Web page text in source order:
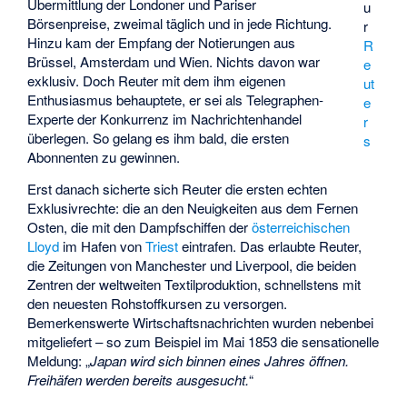
u
r
R
e
ut
e
r
s
Übermittlung der Londoner und Pariser
Börsenpreise, zweimal täglich und in jede Richtung.
Hinzu kam der Empfang der Notierungen aus
Brüssel, Amsterdam und Wien. Nichts davon war
exklusiv. Doch Reuter mit dem ihm eigenen
Enthusiasmus behauptete, er sei als Telegraphen-
Experte der Konkurrenz im Nachrichtenhandel
überlegen. So gelang es ihm bald, die ersten
Abonnenten zu gewinnen.
Erst danach sicherte sich Reuter die ersten echten
Exklusivrechte: die an den Neuigkeiten aus dem Fernen
Osten, die mit den Dampfschiffen derösterreichischen
Lloyd im Hafen vonTriesteintrafen. Das erlaubte Reuter,
die Zeitungen von Manchester und Liverpool, die beiden
Zentren der weltweiten Textilproduktion, schnellstens mit
den neuesten Rohstoffkursen zu versorgen.
Bemerkenswerte Wirtschaftsnachrichten wurden nebenbei
mitgeliefert – so zum Beispiel im Mai 1853 die sensationelle
Meldung: „Japan wird sich binnen eines Jahres öffnen.
Freihäfen werden bereits ausgesucht.“